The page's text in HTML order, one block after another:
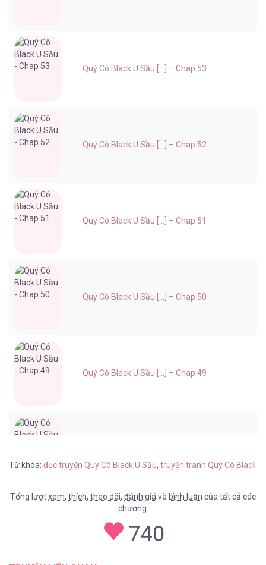
Quý Cô Black U Sầu [...] – Chap 53
Quý Cô Black U Sầu [...] – Chap 52
Quý Cô Black U Sầu [...] – Chap 51
Quý Cô Black U Sầu [...] – Chap 50
Quý Cô Black U Sầu [...] – Chap 49
Quý Cô Black U Sầu [...] – Chap 47
Từ khóa: đọc truyện Quý Cô Black U Sầu, truyện tranh Quý Cô Black
Tổng lượtxem, thích, theo dõi, đánh giávà bình luận của tất cả các
chương.
740